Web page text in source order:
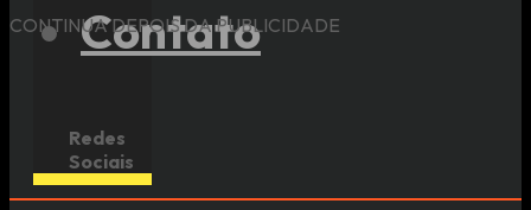
Contato
Redes
Sociais
CONTINUA DEPOIS DA PUBLICIDADE